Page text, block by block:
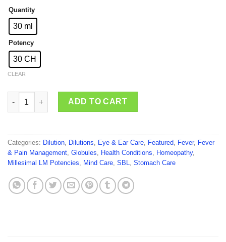
Quantity
30 ml
Potency
30 CH
CLEAR
SBL Crotalus Horridus quantity
ADD TO CART
Categories: Dilution, Dilutions, Eye & Ear Care, Featured, Fever, Fever
& Pain Management, Globules, Health Conditions, Homeopathy,
Millesimal LM Potencies, Mind Care, SBL, Stomach Care